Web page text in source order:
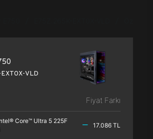
VLD
Fiyat Farkı
Core™ Ultra 5 225F
17.086 TL